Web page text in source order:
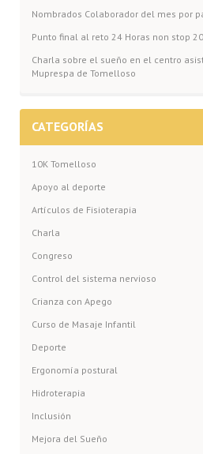
Nombrados Colaborador del mes por
Punto final al reto 24 Horas non stop
Charla sobre el sueño en el centro
Muprespa de Tomelloso
CATEGORÍAS
10K Tomelloso
Apoyo al deporte
Artículos de Fisioterapia
Charla
Congreso
Control del sistema nervioso
Crianza con Apego
Curso de Masaje Infantil
Deporte
Ergonomía postural
Hidroterapia
Inclusión
Mejora del Sueño